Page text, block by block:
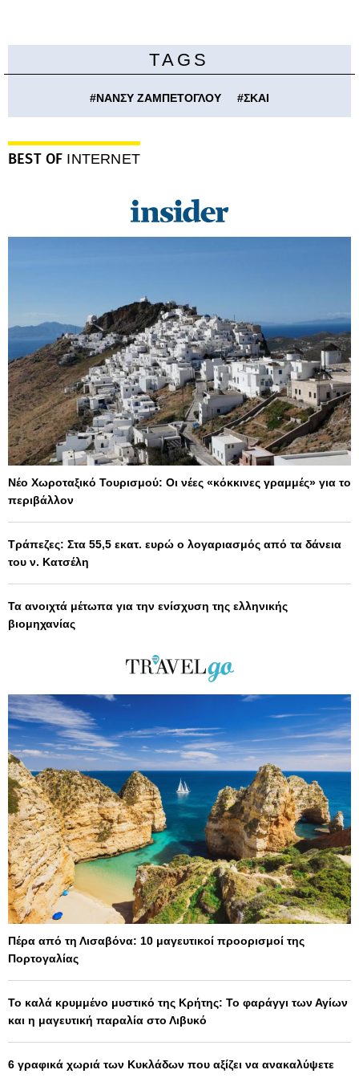
TAGS
#ΝΑΝΣΥ ΖΑΜΠΕΤΟΓΛΟΥ #ΣΚΑΙ
BEST OF INTERNET
Νέο Χωροταξικό Τουρισμού: Οι νέες «κόκκινες γραμμές» για το
περιβάλλον
Τράπεζες: Στα 55,5 εκατ. ευρώ ο λογαριασμός από τα δάνεια
του ν. Κατσέλη
Τα ανοιχτά μέτωπα για την ενίσχυση της ελληνικής
βιομηχανίας
Πέρα από τη Λισαβόνα: 10 μαγευτικοί προορισμοί της
Πορτογαλίας
Το καλά κρυμμένο μυστικό της Κρήτης: Το φαράγγι των Αγίων
και η μαγευτική παραλία στο Λιβυκό
6 γραφικά χωριά των Κυκλάδων που αξίζει να ανακαλύψετε